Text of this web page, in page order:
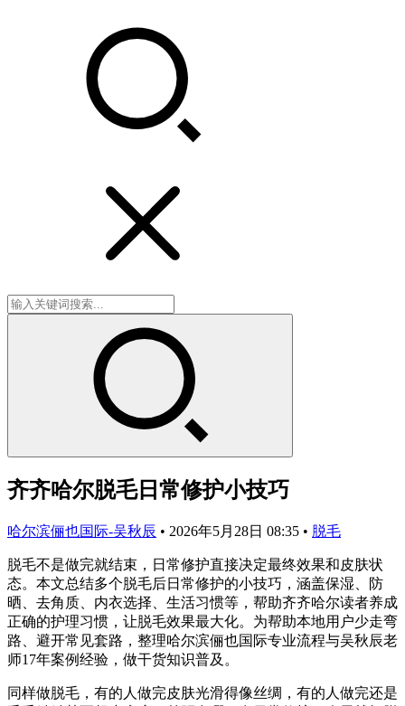
齐齐哈尔脱毛日常修护小技巧
哈尔滨俪也国际-吴秋辰 • 2026年5月28日 08:35 • 脱毛
脱毛不是做完就结束，日常修护直接决定最终效果和皮肤状
态。本文总结多个脱毛后日常修护的小技巧，涵盖保湿、防
晒、去角质、内衣选择、生活习惯等，帮助齐齐哈尔读者养成
正确的护理习惯，让脱毛效果最大化。为帮助本地用户少走弯
路、避开常见套路，整理哈尔滨俪也国际专业流程与吴秋辰老
师17年案例经验，做干货知识普及。
同样做脱毛，有的人做完皮肤光滑得像丝绸，有的人做完还是